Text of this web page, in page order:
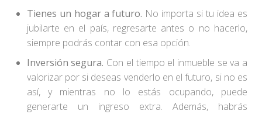
Tienes un hogar a futuro. No importa si tu idea es
jubilarte en el país, regresarte antes o no hacerlo,
siempre podrás contar con esa opción.
Inversión segura. Con el tiempo el inmueble se va a
valorizar por si deseas venderlo en el futuro, si no es
así, y mientras no lo estás ocupando, puede
generarte un ingreso extra. Además, habrás